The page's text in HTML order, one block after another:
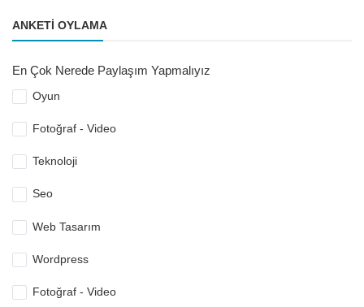
ANKETI OYLAMA
En Çok Nerede Paylaşım Yapmalıyız
Oyun
Fotoğraf - Video
Teknoloji
Seo
Web Tasarım
Wordpress
Fotoğraf - Video